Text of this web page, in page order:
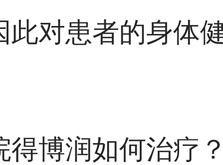
此对患者的身体
博润如何治疗？